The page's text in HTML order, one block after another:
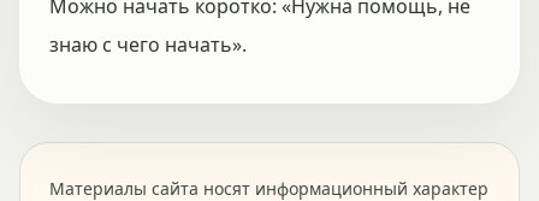
Можно начать коротко: «Нужна помощь, не
знаю с чего начать».
Материалы сайта носят информационный характер